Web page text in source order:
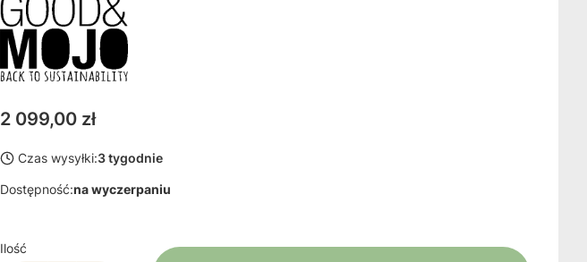
Cena
2 099,00 zł
Czas wysyłki:3 tygodnie
Dostępność:na wyczerpaniu
Ilość